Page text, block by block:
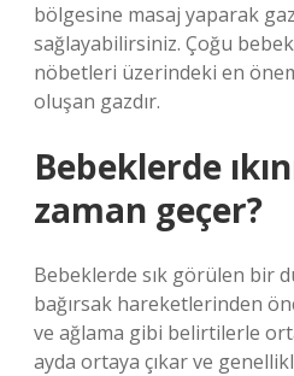
bölgesine masaj yaparak
sağlayabilirsiniz. Çoğu
nöbetleri üzerindeki en
oluşan gazdır.
Bebeklerde
zaman geçer?
Bebeklerde sık görülen bir
bağırsak hareketlerinden
ve ağlama gibi belirtilerle
ayda ortaya çıkar ve